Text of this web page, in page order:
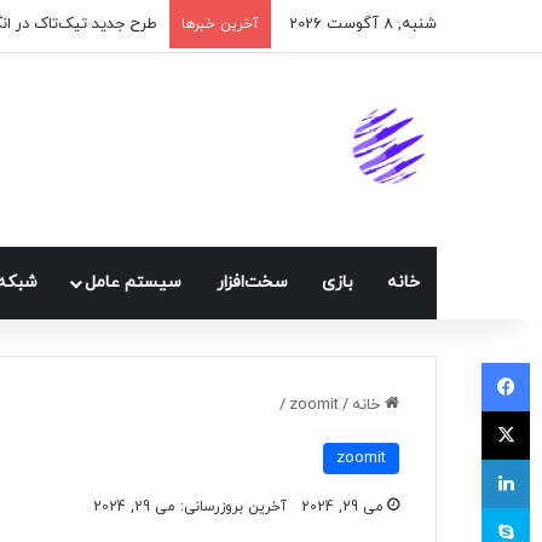
شنبه, 8 آگوست 2026 آخرین خبرها طرح جدید تیک‌تاک در
خانه بازی سخت‌افزار سيستم عامل
خانه /
zoomit
/
zoomit
می 29, 2024 آخرین بروزرسانی: می 29, 2024
فیسبوک